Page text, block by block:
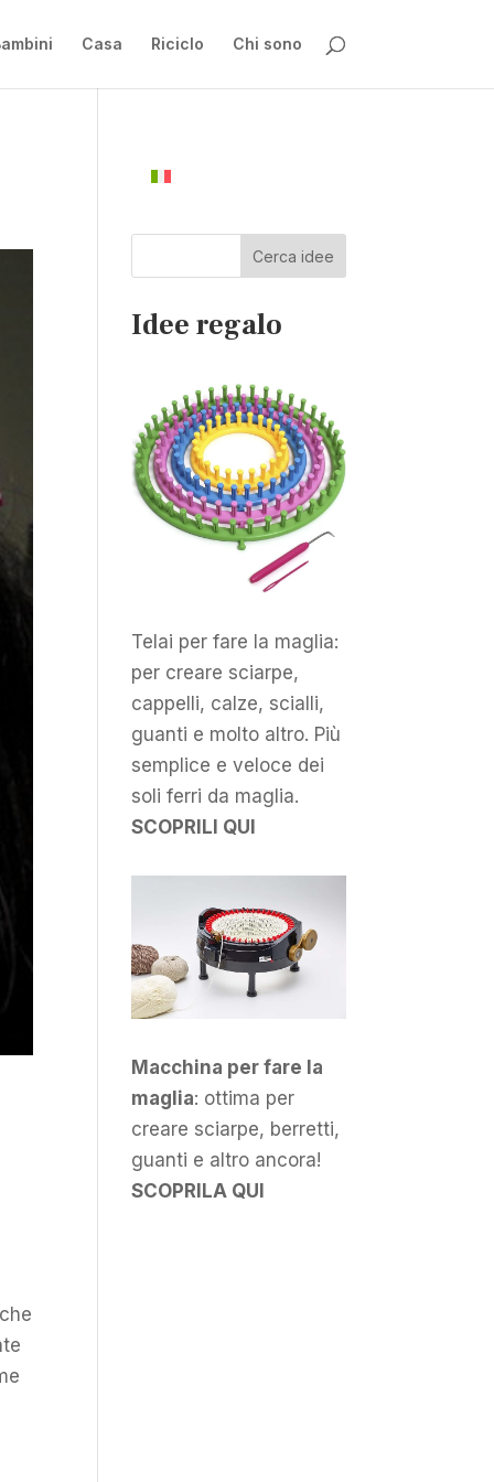
Casa Riciclo Chi sono
Cerca idee
Idee regalo
Telai per fare la maglia:
per creare sciarpe,
cappelli, calze, scialli,
guanti e molto altro. Più
semplice e veloce dei
soli ferri da maglia.
SCOPRILI QUI
Macchina per fare la
maglia: ottima per
creare sciarpe, berretti,
guanti e altro ancora!
SCOPRILA QUI